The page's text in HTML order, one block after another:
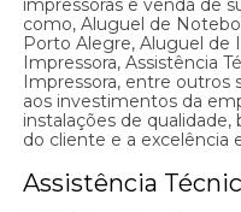
impressoras e venda de
como, Aluguel de
Porto Alegre, Aluguel de
Impressora, Assistência
Impressora, entre outros
aos investimentos da
instalações de
do cliente e a excelência
Assistência